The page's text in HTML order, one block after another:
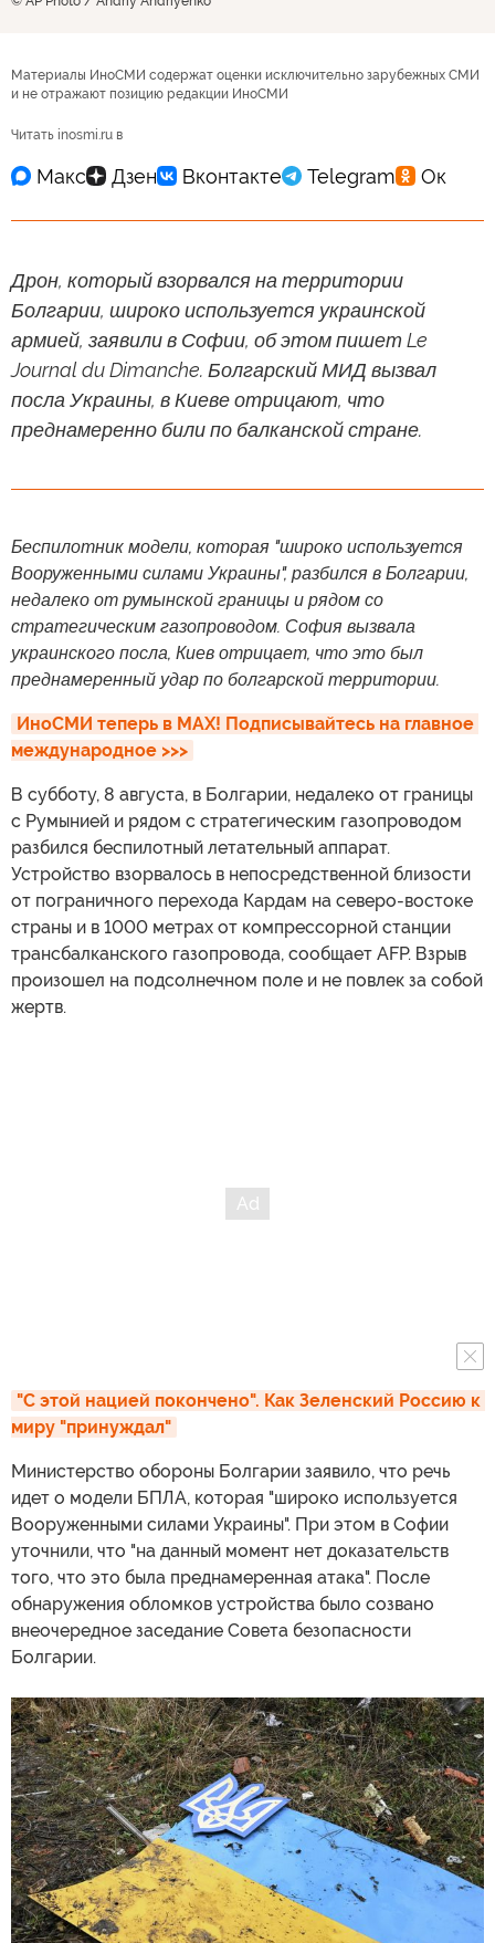
Материалы ИноСМИ содержат оценки исключительно зарубежных СМИ
и не отражают позицию редакции ИноСМИ
Читать inosmi.ru в
Дрон, который взорвался на территории
Болгарии, широко используется украинской
армией, заявили в Софии, об этом пишет Le
Journal du Dimanche. Болгарский МИД вызвал
посла Украины, в Киеве отрицают, что
преднамеренно били по балканской стране.
Беспилотник модели, которая "широко используется
Вооруженными силами Украины", разбился в Болгарии,
недалеко от румынской границы и рядом со
стратегическим газопроводом. София вызвала
украинского посла, Киев отрицает, что это был
преднамеренный удар по болгарской территории.
ИноСМИ теперь в MAX! Подписывайтесь на главное
международное >>>
В субботу, 8 августа, в Болгарии, недалеко от границы
с Румынией и рядом с стратегическим газопроводом
разбился беспилотный летательный аппарат.
Устройство взорвалось в непосредственной близости
от пограничного перехода Кардам на северо-востоке
страны и в 1000 метрах от компрессорной станции
трансбалканского газопровода, сообщает AFP. Взрыв
произошел на подсолнечном поле и не повлек за собой
жертв.
"С этой нацией покончено". Как Зеленский Россию к
миру "принуждал"
Министерство обороны Болгарии заявило, что речь
идет о модели БПЛА, которая "широко используется
Вооруженными силами Украины". При этом в Софии
уточнили, что "на данный момент нет доказательств
того, что это была преднамеренная атака". После
обнаружения обломков устройства было созвано
внеочередное заседание Совета безопасности
Болгарии.